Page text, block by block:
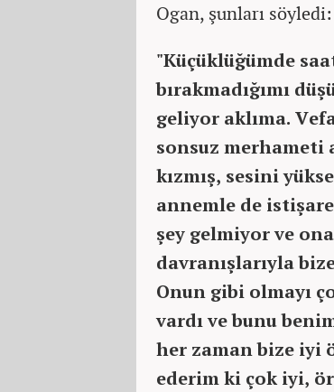
Ogan, şunları söyledi:
"Küçüklüğümde
bırakmadığımı
geliyor aklıma.
sonsuz merhameti
kızmış, sesini
annemle de
şey gelmiyor ve
davranışlarıyla
Onun gibi olmayı
vardı ve bunu
her zaman bize iyi
ederim ki çok iyi,